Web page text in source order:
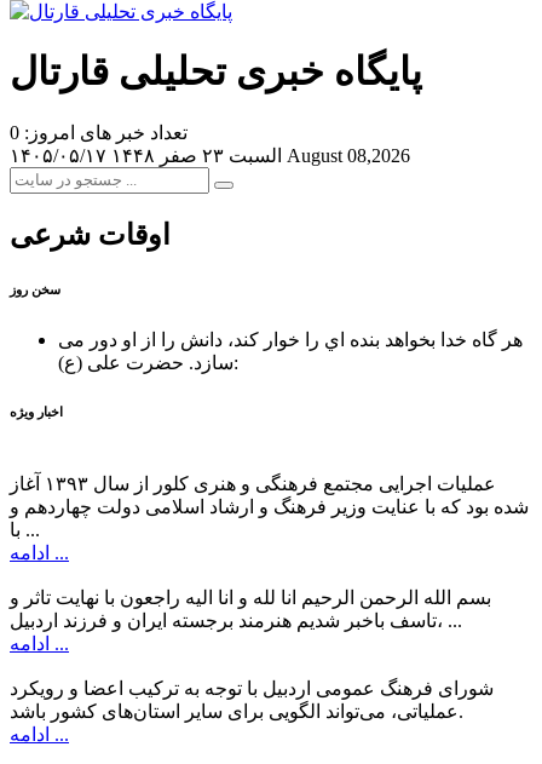
پایگاه خبری تحلیلی قارتال
تعداد خبر های امروز: 0
۱۴۰۵/۰۵/۱۷
السبت ۲۳ صفر ۱۴۴۸ August 08,2026
اوقات شرعی
سخن روز
هر گاه خدا بخواهد بنده اي را خوار كند، دانش را از او دور می
سازد.حضرت علی (ع):
اخبار ویژه
عملیات اجرایی مجتمع فرهنگی و هنری کلور از سال ۱۳۹۳ آغاز
شده بود که با عنایت وزیر فرهنگ و ارشاد اسلامی دولت چهاردهم و
با ...
ادامه ...
بسم الله الرحمن الرحیم انا لله و انا الیه راجعون با نهایت تاثر و
تاسف باخبر شدیم هنرمند برجسته ایران و فرزند اردبیل، ...
ادامه ...
شورای فرهنگ عمومی اردبیل با توجه به ترکیب اعضا و رویکرد
عملیاتی، می‌تواند الگویی برای سایر استان‌های کشور باشد.
ادامه ...